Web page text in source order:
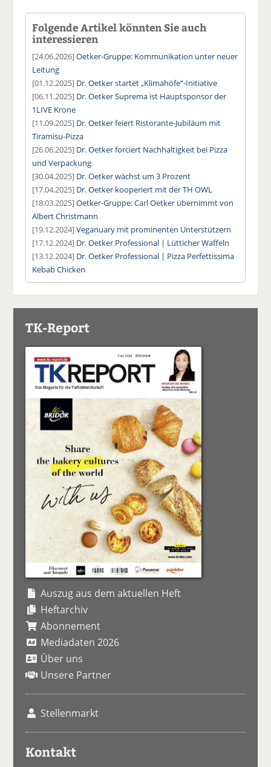
Folgende Artikel könnten Sie auch
interessieren
[24.06.2026]Oetker-Gruppe: Kommunikation unter neuer
Leitung
[01.12.2025] Dr. Oetker startet „Klimahöfe“-Initiative
[06.11.2025] Dr. Oetker Suprema ist Hauptsponsor der
1LIVE Krone
[11.09.2025] Dr. Oetker feiert Ristorante-Jubiläum mit
Tiramisu-Pizza
[26.06.2025] Dr. Oetker forciert Nachhaltigkeit bei Pizza
und Verpackung
[30.04.2025] Dr. Oetker wächst um 3 Prozent
[17.04.2025] Dr. Oetker kooperiert mit der TH OWL
[18.03.2025]Oetker-Gruppe: Carl Oetker übernimmt von
Albert Christmann
[19.12.2024]Veganuary mit prominenten Unterstützern
[17.12.2024] Dr. Oetker Professional | Lütticher Waffeln
[13.12.2024] Dr. Oetker Professional | Pizza Perfettissima
Kebab Chicken
TK-Report
Auszug aus dem aktuellen Heft
Heftarchiv
Abonnement
Mediadaten 2026
Über uns
Unsere Partner
Stellenmarkt
Kontakt